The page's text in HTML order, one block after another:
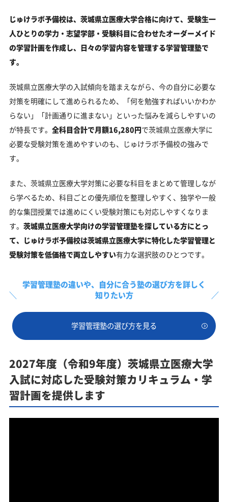
じゅけラボ予備校は、茨城県立医療大学合格に向けて、受験生一
人ひとりの学力・志望学部・受験科目に合わせたオーダーメイド
の学習計画を作成し、日々の学習内容を管理する学習管理塾で
す。
茨城県立医療大学の入試傾向を踏まえながら、今の自分に必要な
対策を明確にして進められるため、「何を勉強すればいいかわか
らない」「計画通りに進まない」といった悩みを減らしやすいの
が特長です。 全科目合計で月額16,280円で茨城県立医療大学に
必要な受験対策を進めやすいのも、じゅけラボ予備校の強みで
す。
また、茨城県立医療大学対策に必要な科目をまとめて管理しなが
ら学べるため、科目ごとの優先順位を整理しやすく、独学や一般
的な集団授業では進めにくい受験対策にも対応しやすくなりま
す。 茨城県立医療大学向けの学習管理塾を探している方にとっ
て、じゅけラボ予備校は茨城県立医療大学に特化した学習管理と
受験対策を低価格で両立しやすい有力な選択肢のひとつです。
学習管理塾の違いや、 自分に合う塾の選び方を詳しく
知りたい方
学習管理塾の選び方を見る
2027年度（令和9年度）茨城県立医療大学
入試に対応した受験対策カリキュラム・学
習計画を提供します